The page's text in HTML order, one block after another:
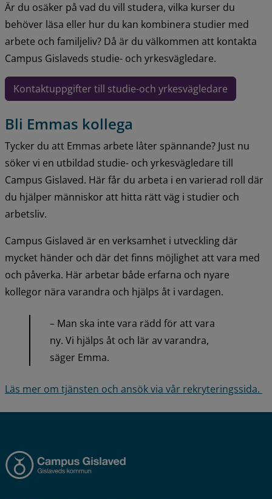
Är du osäker på vad du vill studera, vilka kurser du
behöver läsa eller hur du kan kombinera studier med
arbete och familjeliv? Då är du välkommen att kontakta
Campus Gislaveds studie- och yrkesvägledare.
Kontaktuppgifter till studie-och yrkesvägledare
Bli Emmas kollega
Tycker du att Emmas arbete låter spännande? Just nu
söker vi en utbildad studie- och yrkesvägledare till
Campus Gislaved. Här får du arbeta i en varierad roll där
du hjälper människor att hitta rätt väg i studier och
arbetsliv.
Campus Gislaved är en verksamhet i utveckling där
mycket händer och där det finns möjlighet att vara med
och påverka. Här arbetar både erfarna och nyare
kollegor nära varandra och hjälps åt i vardagen.
– Man ska inte vara rädd för att vara
ny. Vi hjälps åt och lär av varandra,
säger Emma.
Läs mer om tjänsten och ansök via vår rekryteringssida.